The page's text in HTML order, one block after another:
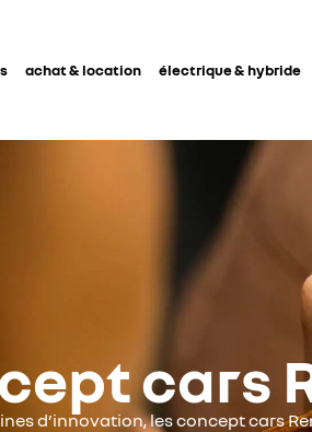
achat & location électrique & hybride
cars
d’innovation, les concept cars